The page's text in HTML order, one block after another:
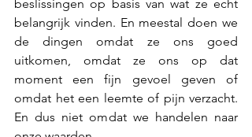
beslissingen op basis van wat ze echt
belangrijk vinden. En meestal doen we
de dingen omdat ze ons goed
uitkomen, omdat ze ons op dat
moment een fijn gevoel geven of
omdat het een leemte of pijn verzacht.
En dus niet omdat we handelen naar